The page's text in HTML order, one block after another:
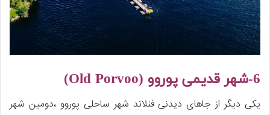
6-شهر قدیمی پوروو ( Old Porvoo
)
یکی دیگر از جاهای دیدنی فنلاند شهر ساحلی پوروو ،دومین شهر